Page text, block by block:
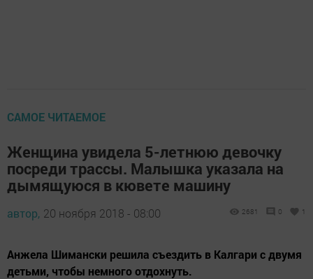
САМОЕ ЧИТАЕМОЕ
Женщина увидела 5-летнюю девочку
посреди трассы. Малышка указала на
дымящуюся в кювете машину
автор, 20 ноября 2018 - 08:00 2681 0 1
Анжела Шимански решила съездить в Калгари с двумя
детьми, чтобы немного отдохнуть.